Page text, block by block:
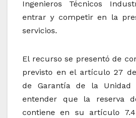
Ingenieros Técnicos
entrar y competir en la
servicios.
El recurso se presentó de
previsto en el artículo 27
de Garantía de la Unidad
entender que la reserva
contiene en su artículo